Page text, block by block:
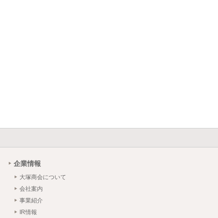
企業情報
大塚商会について
会社案内
事業紹介
IR情報